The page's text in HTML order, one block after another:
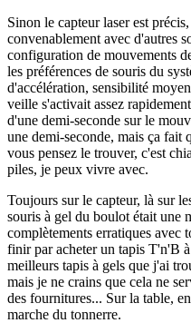
Sinon le capteur laser est
convenablement avec d'autres
configuration de mouvements
les préférences de souris du
d'accélération, sensibilité
veille s'activait assez
d'une demi-seconde sur le
une demi-seconde, mais ça fait
vous pensez le trouver, c'est
piles, je peux vivre avec.
Toujours sur le capteur, là sur
souris à gel du boulot était une
complètements erratiques avec
finir par acheter un tapis T'n'B
meilleurs tapis à gels que j'ai
mais je ne crains que cela ne
des fournitures... Sur la table,
marche du tonnerre.